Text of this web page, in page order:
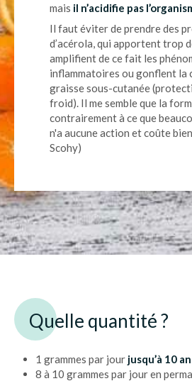
mais il n’acidifie pas
Il faut éviter de prendre des
d’acérola, qui apportent trop
amplifient de ce fait les
inflammatoires ou gonflent la
graisse sous-cutanée
froid). Il me semble que la
contrairement à ce que
n'a aucune action et coûte
Scohy)
Quelle quantité ?
1 grammes par jour jusqu’à 10
8 à 10 grammes par jour en